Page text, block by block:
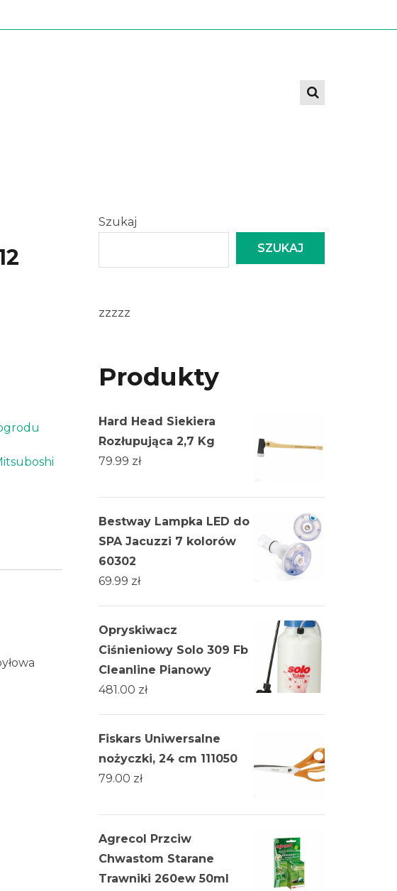
Szukaj
SZUKAJ
zzzzz
Produkty
Hard Head Siekiera
Rozłupująca 2,7 Kg
79.99 zł
Bestway Lampka LED do
SPA Jacuzzi 7 kolorów
60302
69.99 zł
Opryskiwacz
Ciśnieniowy Solo 309 Fb
Cleanline Pianowy
481.00 zł
Fiskars Uniwersalne
nożyczki, 24 cm 111050
79.00 zł
Agrecol Przciw
Chwastom Starane
Trawniki 260ew 50ml